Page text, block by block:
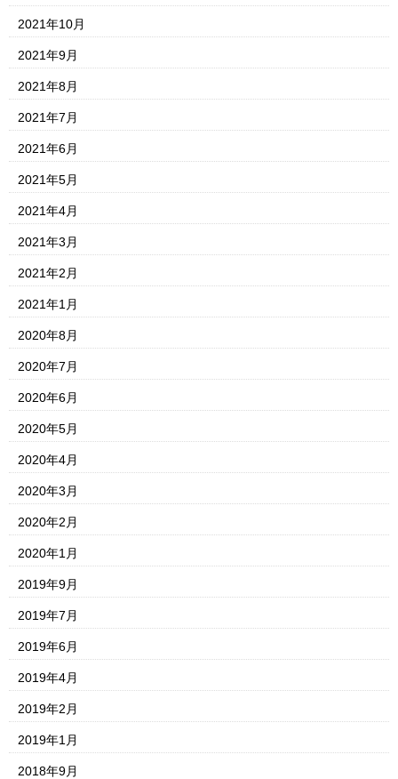
2021年10月
2021年9月
2021年8月
2021年7月
2021年6月
2021年5月
2021年4月
2021年3月
2021年2月
2021年1月
2020年8月
2020年7月
2020年6月
2020年5月
2020年4月
2020年3月
2020年2月
2020年1月
2019年9月
2019年7月
2019年6月
2019年4月
2019年2月
2019年1月
2018年9月